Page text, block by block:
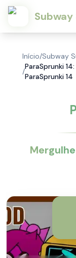
Início/Subway
/
ParaSprunki
ParaSprunki 14